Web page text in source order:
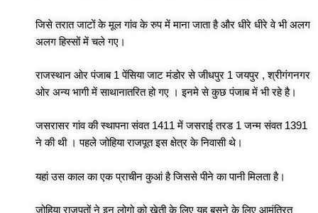
जिसे तरात जाटों के मूल गांव के रुप में माना जाता है और धीरे धीरे वे भी अलग
अलग हिस्सों में चले गए।
राजस्थान ओर पंजाब 1 पेंसिया जाट मंडोर से जीधपुर 1 जयपुर , श्रीगंगनगर
ओर अन्य भागी में साथानातरित हो गए । इनमे से कुछ पंजाब में भी रहे है।
जसरासर गांव की स्थापना संवत 1411 में जसराई तरड 1 जन्म संवत 1391
ने की थी । पहले जोहिया राजपूत इस क्षेत्र के निवासी थे।
यहां उस काल का एक प्राचीन कुआं है जिससे पीने का पानी मिलता है।
जोहिया राजपूतों ने इन लोगो को खेती के लिए यह बसने के लिए आमंत्रित